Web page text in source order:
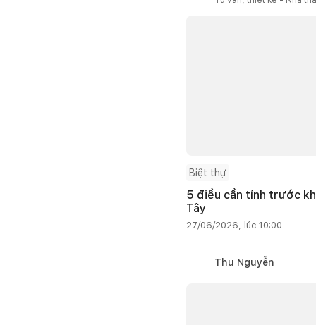
Biệt thự
5 điều cần tính trước
Tây
27/06/2026, lúc 10:00
Thu Nguyễn